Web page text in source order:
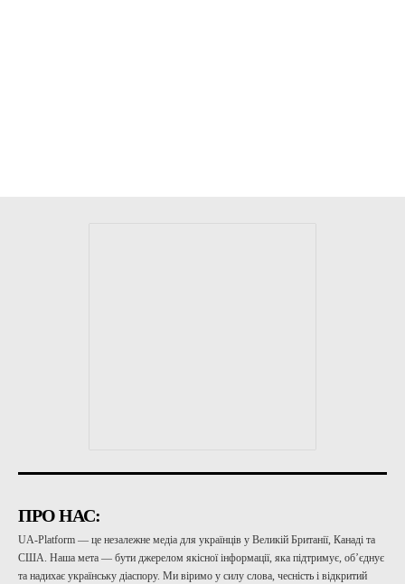
ПРО НАС:
UA-Platform — це незалежне медіа для українців у Великій Британії, Канаді та
США. Наша мета — бути джерелом якісної інформації, яка підтримує, об’єднує
та надихає українську діаспору. Ми віримо у силу слова, чесність і відкритий